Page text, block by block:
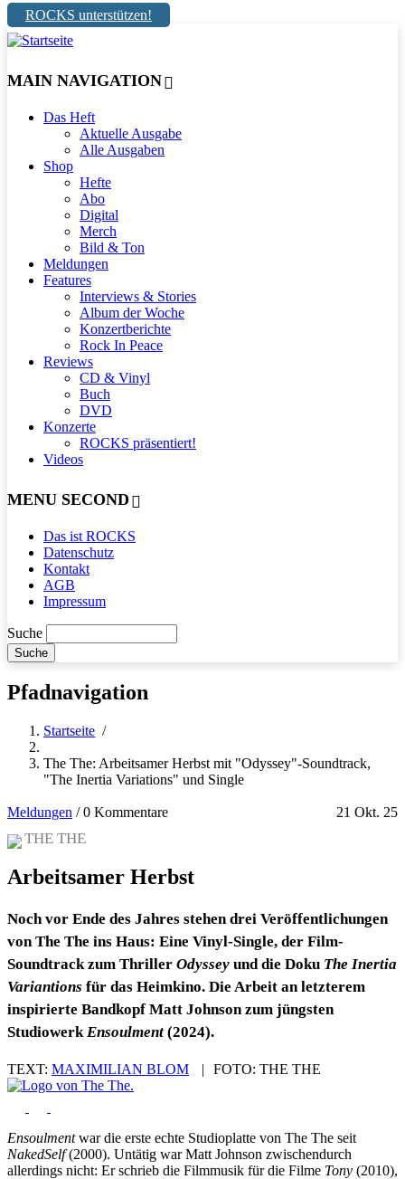
ROCKS unterstützen!
MAIN NAVIGATION
Das Heft
Aktuelle Ausgabe
Alle Ausgaben
Shop
Hefte
Abo
Digital
Merch
Bild & Ton
Meldungen
Features
Interviews & Stories
Album der Woche
Konzertberichte
Rock In Peace
Reviews
CD & Vinyl
Buch
DVD
Konzerte
ROCKS präsentiert!
Videos
MENU SECOND
Das ist ROCKS
Datenschutz
Kontakt
AGB
Impressum
Suche
Pfadnavigation
Startseite /
The The: Arbeitsamer Herbst mit "Odyssey"-Soundtrack,
"The Inertia Variations" und Single
Meldungen 21 Okt. 25
/0 Kommentare
THE THE
Arbeitsamer Herbst
Noch vor Ende des Jahres stehen drei Veröffentlichungen
von The The ins Haus: Eine Vinyl-Single, der Film-
Soundtrack zum Thriller Odyssey und die Doku The Inertia
Variantions für das Heimkino. Die Arbeit an letzterem
inspirierte Bandkopf Matt Johnson zum jüngsten
StudiowerkEnsoulment (2024).
TEXT: MAXIMILIAN BLOM | FOTO: THE THE
Ensoulmentwar die erste echte Studioplatte von The The seit
NakedSelf(2000). Untätig war Matt Johnson zwischendurch
allerdings nicht: Er schrieb die Filmmusik für die Filme Tony (2010),